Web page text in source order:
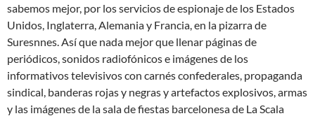
sabemos mejor, por los servicios de espionaje de los Estados
Unidos, Inglaterra, Alemania y Francia, en la pizarra de
Suresnnes. Así que nada mejor que llenar páginas de
periódicos, sonidos radiofónicos e imágenes de los
informativos televisivos con carnés confederales, propaganda
sindical, banderas rojas y negras y artefactos explosivos, armas
y las imágenes de la sala de fiestas barcelonesa de La Scala